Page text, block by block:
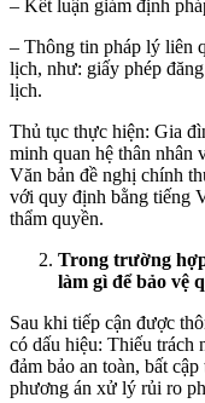
– Kết luận giám định
– Thông tin pháp lý liên
lịch, như: giấy phép
lịch.
Thủ tục thực hiện: Gia
minh quan hệ thân nhân
Văn bản đề nghị chính
với quy định bằng tiếng
thẩm quyền.
Trong trường
làm gì để bảo vệ
Sau khi tiếp cận được
có dấu hiệu: Thiếu trách
đảm bảo an toàn, bất
phương án xử lý rủi ro